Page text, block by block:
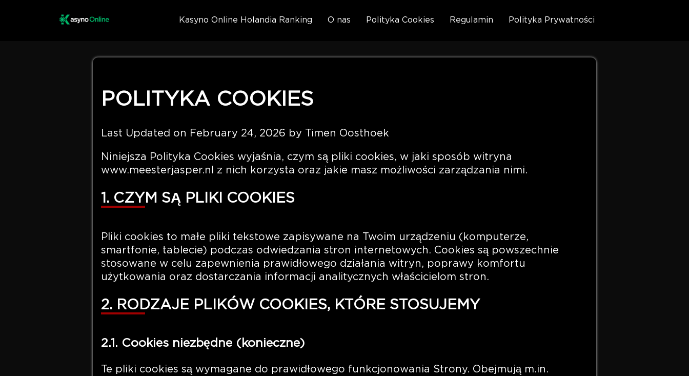
Kasyno Online Holandia Ranking O nas Polityka Cookies Regulamin Polityka Prywatności
POLITYKA COOKIES
Last Updated on February 24, 2026 by Timen Oosthoek
Niniejsza Polityka Cookies wyjaśnia, czym są pliki cookies, w jaki sposób witryna
www.meesterjasper.nl z nich korzysta oraz jakie masz możliwości zarządzania nimi.
1. CZYM SĄ PLIKI COOKIES
Pliki cookies to małe pliki tekstowe zapisywane na Twoim urządzeniu (komputerze,
smartfonie, tablecie) podczas odwiedzania stron internetowych. Cookies są powszechnie
stosowane w celu zapewnienia prawidłowego działania witryn, poprawy komfortu
użytkowania oraz dostarczania informacji analitycznych właścicielom stron.
2. RODZAJE PLIKÓW COOKIES, KTÓRE STOSUJEMY
2.1. Cookies niezbędne (konieczne)
Te pliki cookies są wymagane do prawidłowego funkcjonowania Strony. Obejmują m.in.